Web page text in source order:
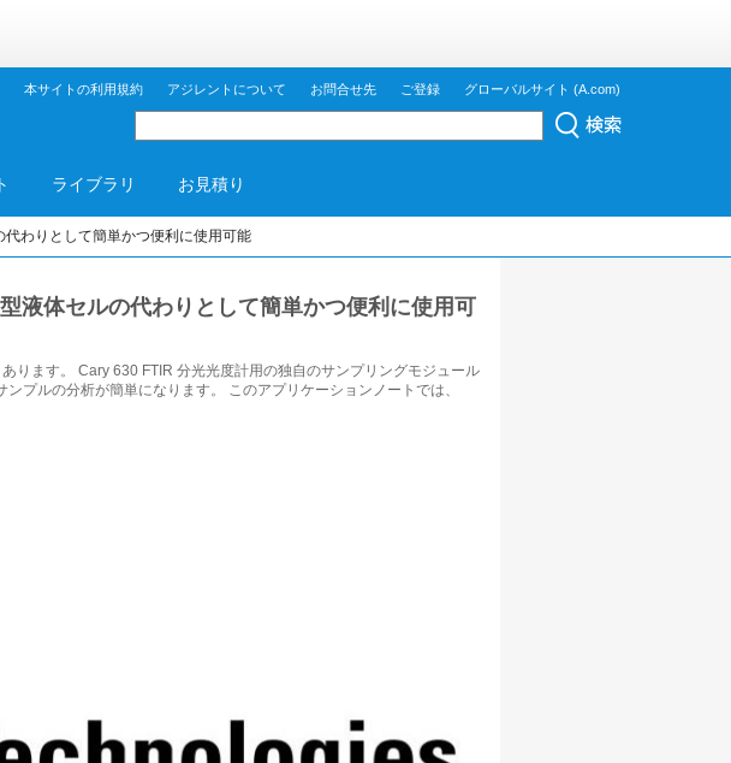
本サイトの利用規約 アジレントについて お問合せ先 ご登録 グローバルサイト (A.com)
ライブラリ お見積り
わりとして簡単かつ便利に使用可能
液体セルの代わりとして簡単かつ便利に使用可
ります。 Cary 630 FTIR 分光光度計用の独自のサンプリングモジュール
プルの分析が簡単になります。 このアプリケーションノートでは、